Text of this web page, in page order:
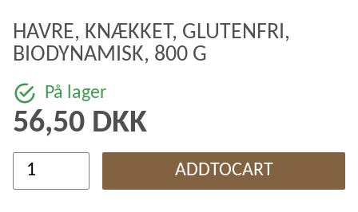
HAVRE, KNÆKKET, GLUTENFRI,
BIODYNAMISK, 800 G
På lager
56,50 DKK
ADDTOCART